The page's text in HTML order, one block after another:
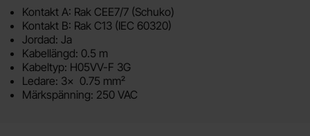
Kontakt A: Rak CEE7/7 (Schuko)
Kontakt B: Rak C13 (IEC 60320)
Jordad: Ja
Kabellängd: 0.5 m
Kabeltyp: H05VV-F 3G
Ledare: 3x 0.75 mm²
Märkspänning: 250 VAC